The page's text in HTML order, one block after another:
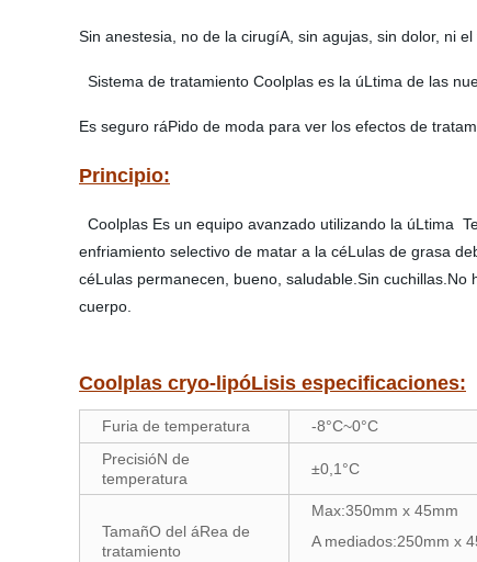
Sin anestesia, no de la cirugíA, sin agujas, sin dolor, ni
Sistema de tratamiento Coolplas es la úLtima de las
Es seguro ráPido de moda para ver los efectos de
Principio:
Coolplas Es un equipo avanzado utilizando la úLtima
enfriamiento selectivo de matar a la céLulas de grasa
céLulas permanecen, bueno, saludable.Sin
cuerpo.
Coolplas cryo-lipóLisis especificaciones:
Furia de temperatura
-8°C~0°C
PrecisióN de
temperatura
±0,1°C
TamañO del áRea de
tratamiento
Max:350mm x 45mm
A mediados:250mm x